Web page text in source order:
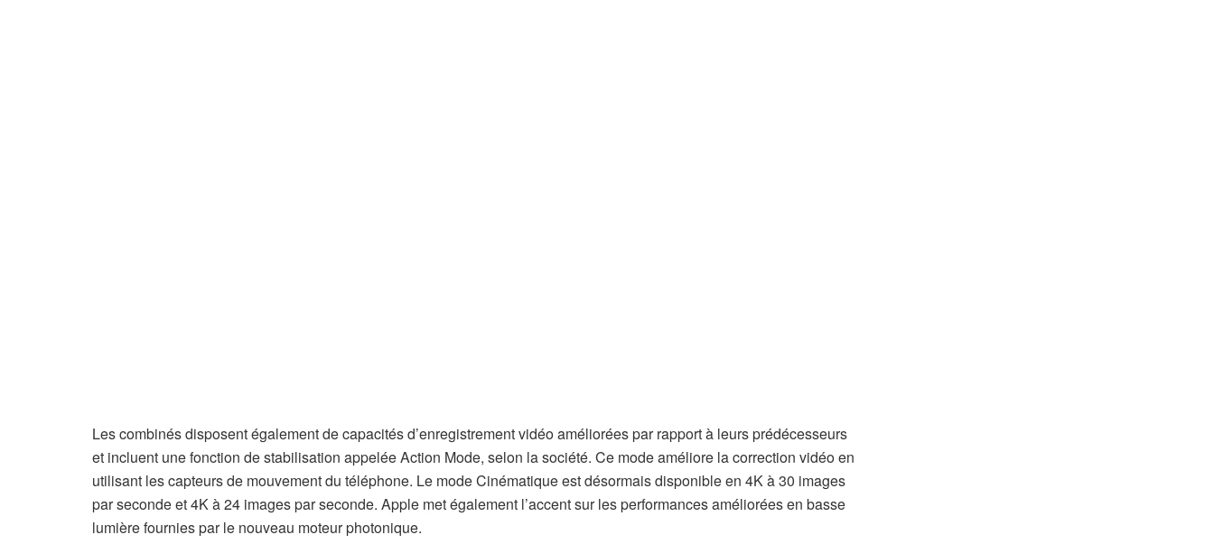
Les combinés disposent également de capacités d’enregistrement vidéo améliorées par rapport à leurs prédécesseurs
et incluent une fonction de stabilisation appelée Action Mode, selon la société. Ce mode améliore la correction vidéo en
utilisant les capteurs de mouvement du téléphone. Le mode Cinématique est désormais disponible en 4K à 30 images
par seconde et 4K à 24 images par seconde. Apple met également l’accent sur les performances améliorées en basse
lumière fournies par le nouveau moteur photonique.